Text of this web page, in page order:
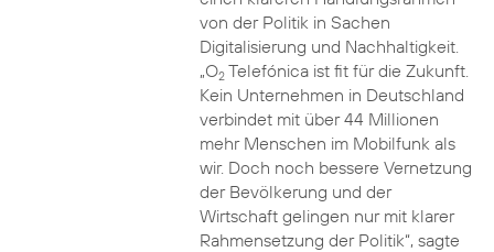
von der Politik in Sachen
Digitalisierung und Nachhaltigkeit.
„O2Telefónica ist fit für die Zukunft.
Kein Unternehmen in Deutschland
verbindet mit über 44 Millionen
mehr Menschen im Mobilfunk als
wir. Doch noch bessere Vernetzung
der Bevölkerung und der
Wirtschaft gelingen nur mit klarer
Rahmensetzung der Politik“, sagte